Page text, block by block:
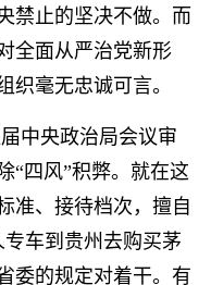
禁止的坚决不做。而
全面从严治党新形
织毫无忠诚可言。
中央政治局会议审
“四风”积弊。就在这
准、接待档次，擅自
车到贵州去购买茅
委的规定对着干。有